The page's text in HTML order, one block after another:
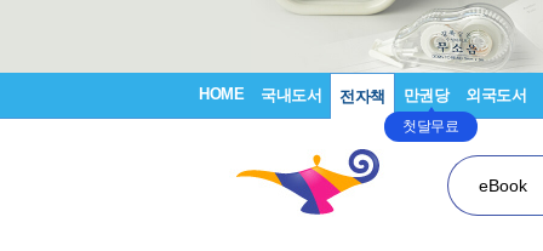
HOME 국내도서 전자책 만권당
첫달무료
외국도서
eBook